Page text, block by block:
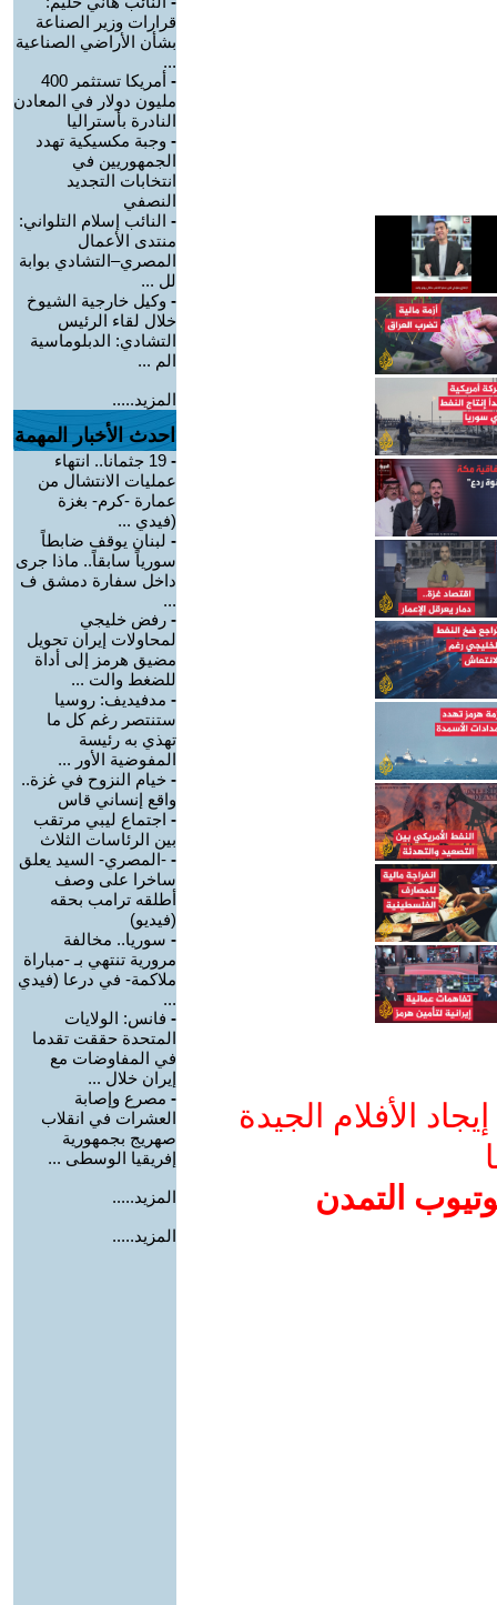
الأفلام الجيدة
التمدن
قرارات وزير الصناعة
بشأن الأراضي الصناعية
...
-
أمريكا تستثمر 400
مليون دولار في المعادن
النادرة بأستراليا
- وجبة مكسيكية تهدد
الجمهوريين في
انتخابات التجديد
النصفي
- النائب إسلام التلواني:
منتدى الأعمال
المصري–التشادي بوابة
لل ...
- وكيل خارجية الشيوخ
خلال لقاء الرئيس
التشادي: الدبلوماسية
الم ...
المزيد.....
احدث الأخبار المهمة
-
19 جثمانا.. انتهاء
عمليات الانتشال من
عمارة -كرم- بغزة
(فيدي ...
- لبنان يوقف ضابطاً
سورياً سابقاً.. ماذا جرى
داخل سفارة دمشق ف
...
- رفض خليجي
لمحاولات إيران تحويل
مضيق هرمز إلى أداة
للضغط والت ...
- مدفيديف: روسيا
ستنتصر رغم كل ما
تهذي به رئيسة
المفوضية الأور ...
- خيام النزوح في غزة..
واقع إنساني قاس
- اجتماع ليبي مرتقب
بين الرئاسات الثلاث
- -المصري- السيد يعلق
ساخرا على وصف
أطلقه ترامب بحقه
(فيديو)
- سوريا.. مخالفة
مرورية تنتهي بـ -مباراة
ملاكمة- في درعا (فيدي
...
- فانس: الولايات
المتحدة حققت تقدما
في المفاوضات مع
إيران خلال ...
- مصرع وإصابة
العشرات في انقلاب
صهريج بجمهورية
إفريقيا الوسطى ...
المزيد.....
المزيد.....